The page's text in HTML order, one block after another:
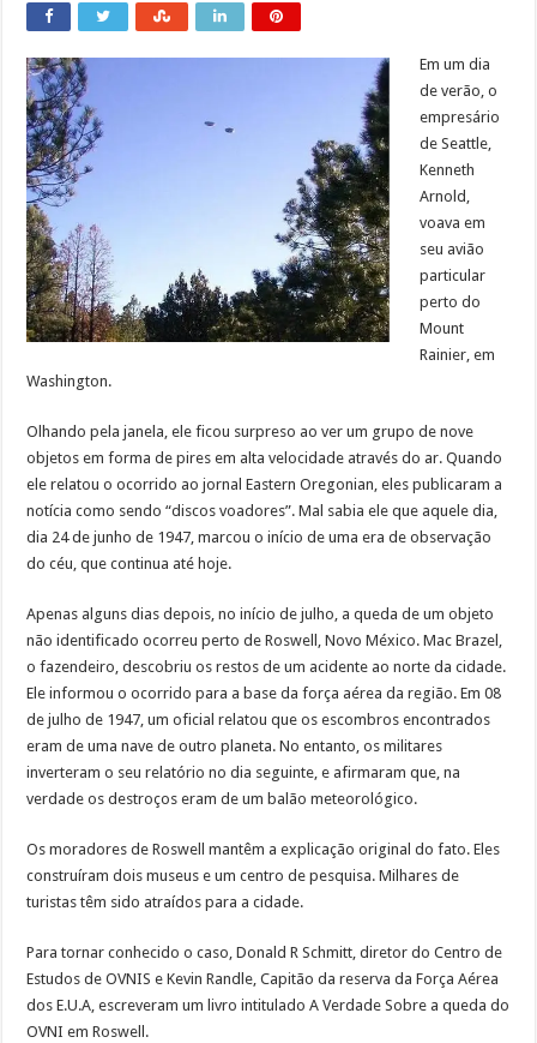
Em um dia
de verão, o
empresário
de Seattle,
Kenneth
Arnold,
voava em
seu avião
particular
perto do
Mount
Rainier, em
Washington.
Olhando pela janela, ele ficou surpreso ao ver um grupo de nove
objetos em forma de pires em alta velocidade através do ar. Quando
ele relatou o ocorrido ao jornal Eastern Oregonian, eles publicaram a
notícia como sendo “discos voadores”. Mal sabia ele que aquele dia,
dia 24 de junho de 1947, marcou o início de uma era de observação
do céu, que continua até hoje.
Apenas alguns dias depois, no início de julho, a queda de um objeto
não identificado ocorreu perto de Roswell, Novo México. Mac Brazel,
o fazendeiro, descobriu os restos de um acidente ao norte da cidade.
Ele informou o ocorrido para a base da força aérea da região. Em 08
de julho de 1947, um oficial relatou que os escombros encontrados
eram de uma nave de outro planeta. No entanto, os militares
inverteram o seu relatório no dia seguinte, e afirmaram que, na
verdade os destroços eram de um balão meteorológico.
Os moradores de Roswell mantêm a explicação original do fato. Eles
construíram dois museus e um centro de pesquisa. Milhares de
turistas têm sido atraídos para a cidade.
Para tornar conhecido o caso, Donald R Schmitt, diretor do Centro de
Estudos de OVNIS e Kevin Randle, Capitão da reserva da Força Aérea
dos E.U.A, escreveram um livro intitulado A Verdade Sobre a queda do
OVNI em Roswell.